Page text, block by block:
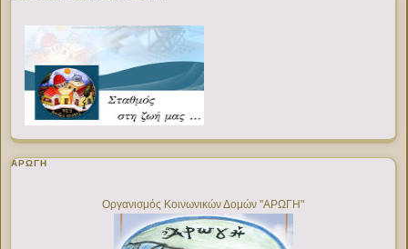
ΑΡΩΓΗ
Οργανισμός Κοινωνικών Δομών "ΑΡΩΓΗ"